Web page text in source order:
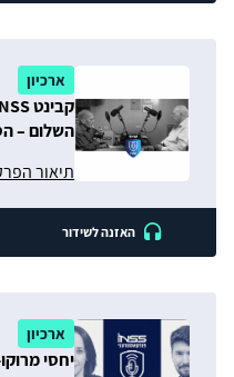
ארכיון
השלום –
תיאור
האזנה לשידור
ארכיון
יחסי